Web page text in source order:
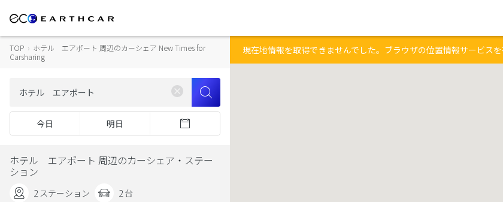
TOP › ホテル エアポート 周辺のカーシェア New Times for
Carsharing
今日 明日
ホテル エアポート 周辺のカーシェア・ステー
ション
2 ステーション 2 台